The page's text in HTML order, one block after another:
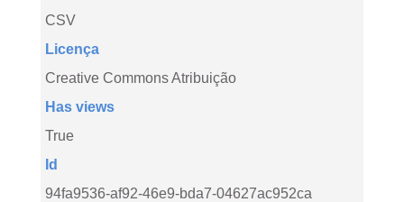
CSV
Licença
Creative Commons Atribuição
Has views
True
Id
94fa9536-af92-46e9-bda7-04627ac952ca